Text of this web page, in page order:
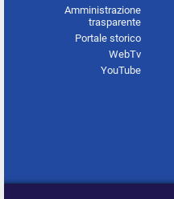
Amministrazione
trasparente
Portale storico
WebTv
YouTube